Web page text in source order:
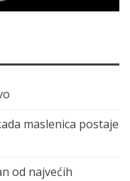
maslenica postaje
od najvećih